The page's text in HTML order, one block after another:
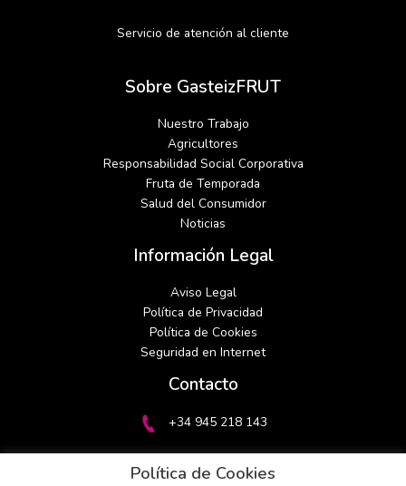
Servicio de atención al cliente
Sobre GasteizFRUT
Nuestro Trabajo
Agricultores
Responsabilidad Social Corporativa
Fruta de Temporada
Salud del Consumidor
Noticias
Información Legal
Aviso Legal
Política de Privacidad
Política de Cookies
Seguridad en Internet
Contacto
+34 945 218 143
gasteizfrut@gasteizfrut.com
linkedininstagram
Política de Cookies